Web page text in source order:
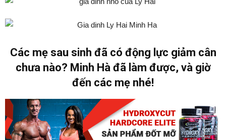
Các mẹ sau sinh đã có động lực giảm cân
chưa nào? Minh Hà đã làm được, và giờ
đến các mẹ nhé!